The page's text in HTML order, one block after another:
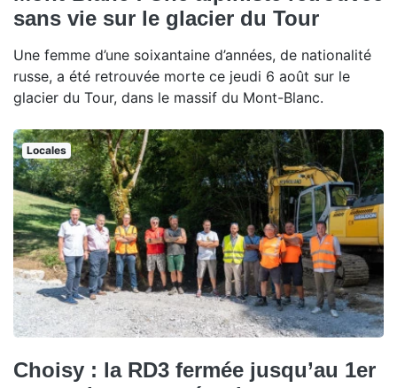
sans vie sur le glacier du Tour
Une femme d’une soixantaine d’années, de nationalité
russe, a été retrouvée morte ce jeudi 6 août sur le
glacier du Tour, dans le massif du Mont-Blanc.
Locales
Choisy : la RD3 fermée jusqu’au 1er